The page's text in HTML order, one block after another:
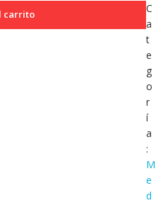
carrito
C
a
t
e
g
o
r
í
a
:
M
e
d